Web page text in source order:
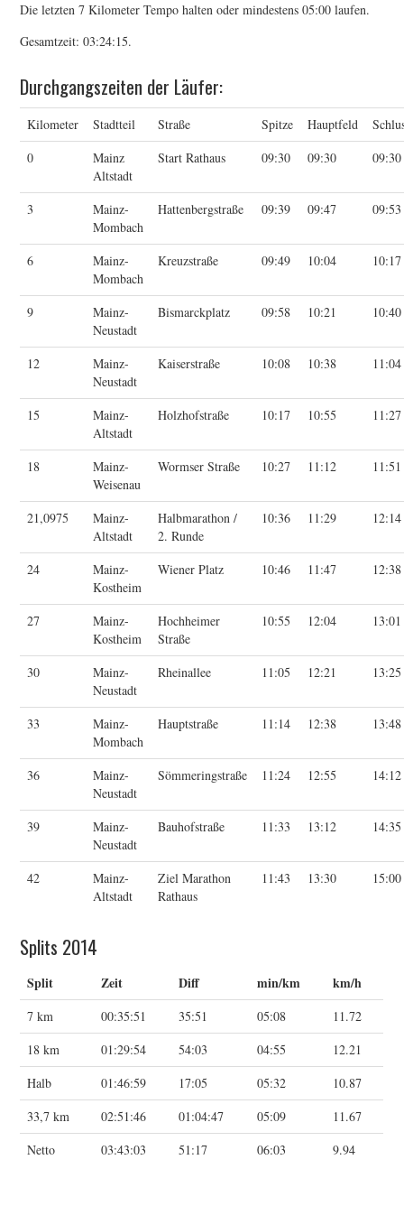
Die letzten 7 Kilometer Tempo halten oder mindestens 05:00 laufen.
Gesamtzeit: 03:24:15.
Durchgangszeiten der Läufer:
Kilometer Stadtteil Straße Spitze Hauptfeld
0
Mainz
Altstadt
Start Rathaus 09:30 09:30 09:30
3
Mainz-
Mombach
Hattenbergstraße 09:39 09:47 09:53
6
Mainz-
Mombach
Kreuzstraße 09:49 10:04 10:17
9
Mainz-
Neustadt
Bismarckplatz 09:58 10:21 10:40
12
Mainz-
Neustadt
Kaiserstraße 10:08 10:38 11:04
15
Mainz-
Altstadt
Holzhofstraße 10:17 10:55 11:27
18
Mainz-
Weisenau
Wormser Straße 10:27 11:12 11:51
21,0975
Mainz-
Altstadt
Halbmarathon /
2. Runde
10:36 11:29 12:14
24
Mainz-
Kostheim
Wiener Platz 10:46 11:47 12:38
27
Mainz-
Kostheim
Hochheimer
Straße
10:55 12:04 13:01
30
Mainz-
Neustadt
Rheinallee 11:05 12:21 13:25
33
Mainz-
Mombach
Hauptstraße 11:14 12:38 13:48
36
Mainz-
Neustadt
Sömmeringstraße 11:24 12:55 14:12
39
Mainz-
Neustadt
Bauhofstraße 11:33 13:12 14:35
42
Mainz-
Altstadt
Ziel Marathon
Rathaus
11:43 13:30 15:00
Splits 2014
Split Zeit Diff min/km km/h
7 km 00:35:51 35:51 05:08
11.72
18 km
01:29:54 54:03 04:55
12.21
Halb
01:46:59 17:05 05:32
10.87
33,7 km
02:51:46 01:04:47 05:09
11.67
Netto
03:43:03 51:17 06:03 9.94